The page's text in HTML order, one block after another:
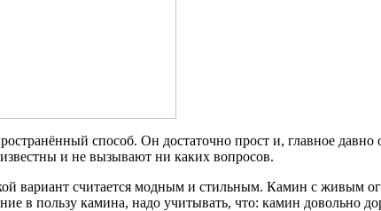
способ. Он достаточно прост и, главное
и не вызывают ни каких вопросов.
вариант считается модным и стильным. Камин с живым
в пользу камина, надо учитывать, что: камин довольно